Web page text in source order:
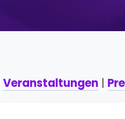
Veranstaltungen |